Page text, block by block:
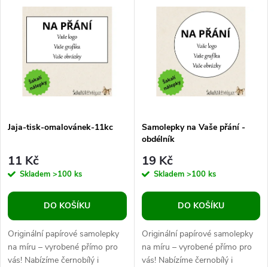
Jaja-tisk-omalovánek-11kc
11 Kč
Skladem >100 ks
DO KOŠÍKU
Originální papírové samolepky
na míru – vyrobené přímo pro
vás! Nabízíme černobílý i
Samolepky na Vaše přání -
obdélník
19 Kč
Skladem >100 ks
DO KOŠÍKU
Originální papírové samolepky
na míru – vyrobené přímo pro
vás! Nabízíme černobílý i